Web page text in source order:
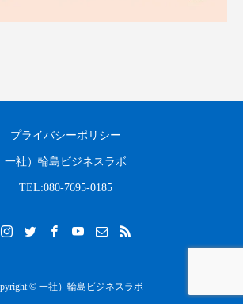
プライバシーポリシー
一社）輪島ビジネスラボ
TEL:080-7695-0185
© 一社）輪島ビジネスラボ